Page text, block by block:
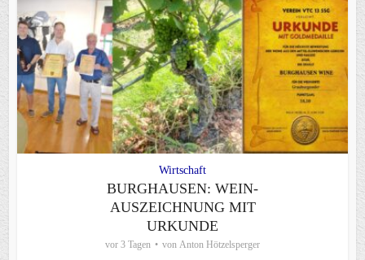
Wirtschaft
BURGHAUSEN: WEIN-
AUSZEICHNUNG MIT
URKUNDE
vor 3 Tagen von Anton Hötzelsperger